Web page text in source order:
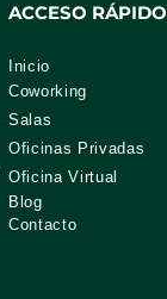
ACCESO RÁPIDO
Inicio
Coworking
Salas
Oficinas Privadas
Oficina Virtual
Blog
Contacto